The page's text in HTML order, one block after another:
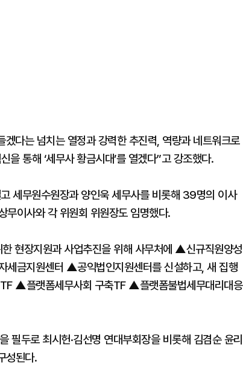
다는 넘치는 열정과 강력한 추진력, 역량과 네트워크로
통해 ‘세무사 황금시대’를 열겠다”고 강조했다.
세무원수원장과 양인욱 세무사를 비롯해 39명의 이사
무이사와 각 위원회 위원장도 임명했다.
현장지원과 사업추진을 위해 사무처에 ▲신규직원양성
금지원센터 ▲공익법인지원센터를 신설하고, 새 집행
▲플랫폼세무사회 구축TF ▲플랫폼불법세무대리대응
두로 최시헌·김선명 연대부회장을 비롯해 김겸순 윤리
성된다.